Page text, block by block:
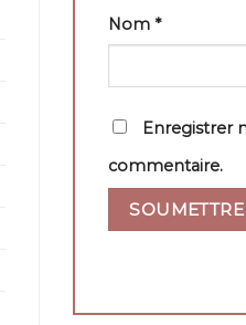
Nom *
Enregistrer
commentaire.